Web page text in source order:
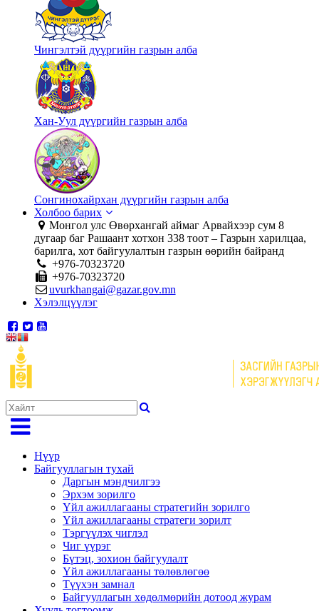
Чингэлтэй дүүргийн газрын алба
Хан-Уул дүүргийн газрын алба
Сонгинохайрхан дүүргийн газрын алба
Холбоо барих
Монгол улс Өвөрхангай аймаг Арвайхээр сум 8
дугаар баг Рашаант хотхон 338 тоот – Газрын харилцаа,
барилга, хот байгуулалтын газрын өөрийн байранд
+976-70323720
+976-70323720
uvurkhangai@gazar.gov.mn
Хэлэлцүүлэг
Нүүр
Байгууллагын тухай
Даргын мэндчилгээ
Эрхэм зорилго
Үйл ажиллагааны стратегийн зорилго
Үйл ажиллагааны стратеги зорилт
Тэргүүлэх чиглэл
Чиг үүрэг
Бүтэц, зохион байгуулалт
Үйл ажиллагааны төлөвлөгөө
Түүхэн замнал
Байгууллагын хөдөлмөрийн дотоод журам